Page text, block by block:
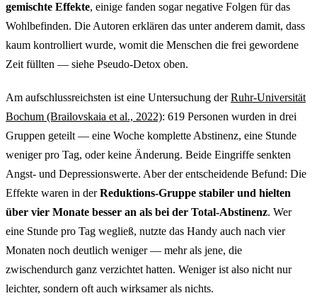
gemischte Effekte, einige fanden sogar negative Folgen für das
Wohlbefinden. Die Autoren erklären das unter anderem damit, dass
kaum kontrolliert wurde, womit die Menschen die frei gewordene
Zeit füllten — siehe Pseudo-Detox oben.
Am aufschlussreichsten ist eine Untersuchung derRuhr-Universität
Bochum (Brailovskaia et al., 2022): 619 Personen wurden in drei
Gruppen geteilt — eine Woche komplette Abstinenz, eine Stunde
weniger pro Tag, oder keine Änderung. Beide Eingriffe senkten
Angst- und Depressionswerte. Aber der entscheidende Befund: Die
Effekte waren in derReduktions-Gruppe stabiler und hielten
über vier Monate besser an als bei der Total-Abstinenz. Wer
eine Stunde pro Tag wegließ, nutzte das Handy auch nach vier
Monaten noch deutlich weniger — mehr als jene, die
zwischendurch ganz verzichtet hatten. Weniger ist also nicht nur
leichter, sondern oft auch wirksamer als nichts.